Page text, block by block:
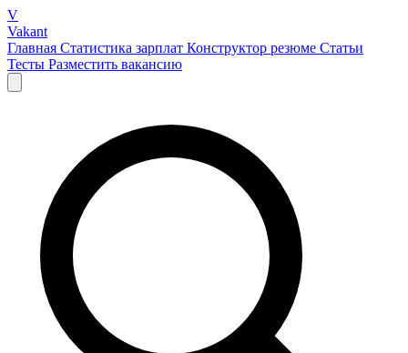
V
Vakant
Главная Статистика зарплат Конструктор резюме Статьи
Тесты Разместить вакансию